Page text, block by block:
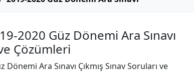
2020 Güz Dönemi Ara Sınavı
Çözümleri
Ara Sınavı Çıkmış Sınav Soruları ve